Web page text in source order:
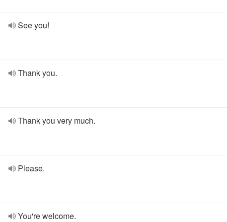
See you!
Thank you.
Thank you very much.
Please.
You're welcome.